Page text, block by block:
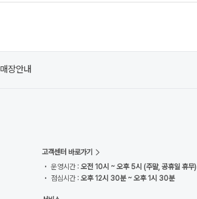
매장안내
고객센터 바로가기
• 운영시간 :오전 10시 ~ 오후 5시 (주말, 공휴일 휴무)
• 점심시간 :오후 12시 30분 ~ 오후 1시 30분